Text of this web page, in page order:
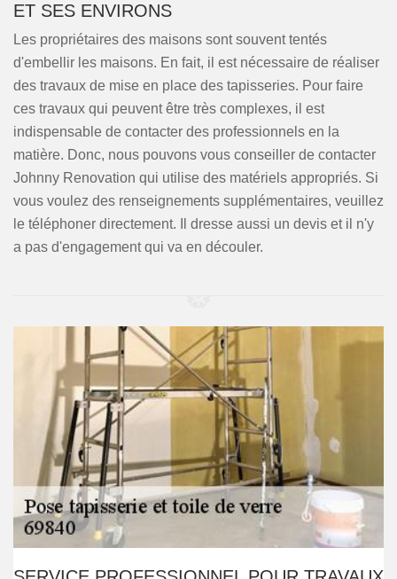
ET SES ENVIRONS
Les propriétaires des maisons sont souvent tentés
d'embellir les maisons. En fait, il est nécessaire de réaliser
des travaux de mise en place des tapisseries. Pour faire
ces travaux qui peuvent être très complexes, il est
indispensable de contacter des professionnels en la
matière. Donc, nous pouvons vous conseiller de contacter
Johnny Renovation qui utilise des matériels appropriés. Si
vous voulez des renseignements supplémentaires, veuillez
le téléphoner directement. Il dresse aussi un devis et il n'y
a pas d'engagement qui va en découler.